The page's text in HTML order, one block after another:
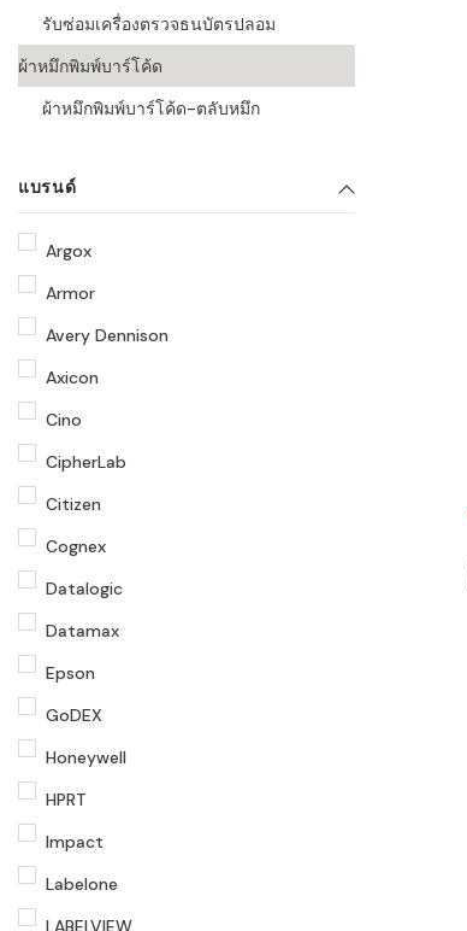
รับซ่อมเครื่องตรวจธนบัตรปลอม
ผ้าหมึกพิมพ์บาร์โค้ด
ผ้าหมึกพิมพ์บาร์โค้ด-ตลับหมึก
แบรนด์
Argox
Armor
Avery Dennison
Axicon
Cino
CipherLab
Citizen
Cognex
Datalogic
Datamax
Epson
GoDEX
Honeywell
HPRT
Impact
Labelone
LABELVIEW